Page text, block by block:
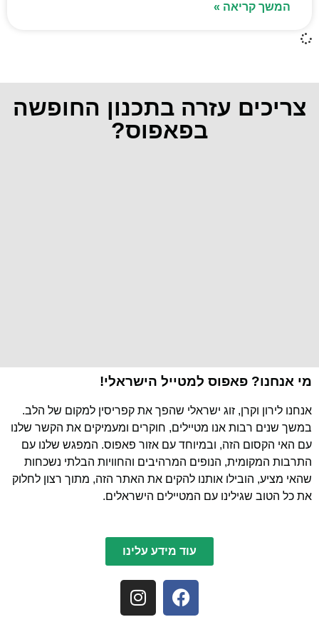
המשך קריאה »
צריכים עזרה בתכנון החופשה
בפאפוס?
מי אנחנו? פאפוס למטייל הישראלי!
אנחנו לירון וקרן, זוג ישראלי שהפך את קפריסין למקום של הלב.
במשך שנים רבות אנו מטיילים, חוקרים ומעמיקים את הקשר שלנו
עם האי הקסום הזה, ובמיוחד עם אזור פאפוס. המפגש שלנו עם
התרבות המקומית, הנופים המרהיבים והחוויות הבלתי נשכחות
שהאי מציע, הובילו אותנו להקים את האתר הזה, מתוך רצון לחלוק
את כל הטוב שגילינו עם המטיילים הישראלים.
עוד מידע עלינו